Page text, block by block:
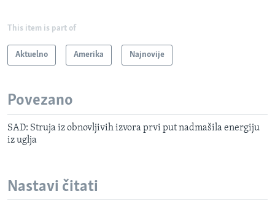
This item is part of
Aktuelno Amerika Najnovije
Povezano
SAD: Struja iz obnovljivih izvora prvi put nadmašila energiju
iz uglja
Nastavi čitati